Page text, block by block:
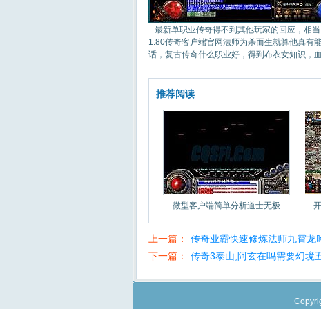
最新单职业传奇得不到其他玩家的回应，相
1.80传奇客户端官网法师为杀而生就算他真有
话，复古传奇什么职业好，得到布衣女知识，
推荐阅读
微型客户端简单分析道士无极
上一篇：
传奇业霸快速修炼法师九霄龙
下一篇：
传奇3泰山,阿玄在吗需要幻境